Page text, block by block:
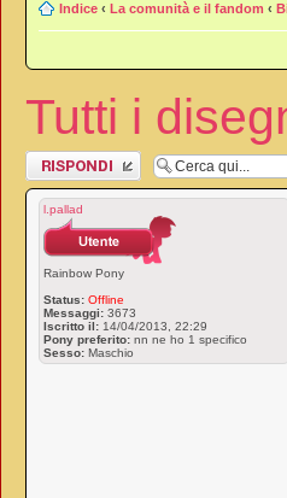
Indice ‹ La comunità e il fandom ‹
Tutti i
Rispondi al
messaggio
l.pallad
Rainbow Pony
Status: Offline
Messaggi: 3673
Iscritto il: 14/04/2013, 22:29
Pony preferito: nn ne ho 1 specifico
Sesso: Maschio